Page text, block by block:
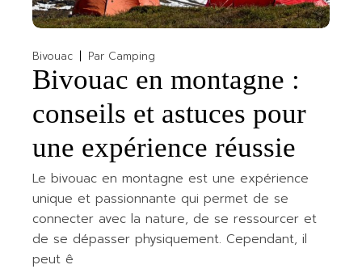
Bivouac Par Camping
Bivouac en montagne :
conseils et astuces pour
une expérience réussie
Le bivouac en montagne est une expérience
unique et passionnante qui permet de se
connecter avec la nature, de se ressourcer et
de se dépasser physiquement. Cependant, il
peut ê